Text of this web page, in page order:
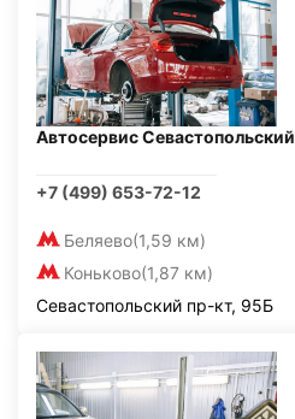
Автосервис Севастопольский
+7 (499) 653-72-12
Беляево(1,59 км)
Коньково(1,87 км)
Севастопольский пр-кт, 95Б